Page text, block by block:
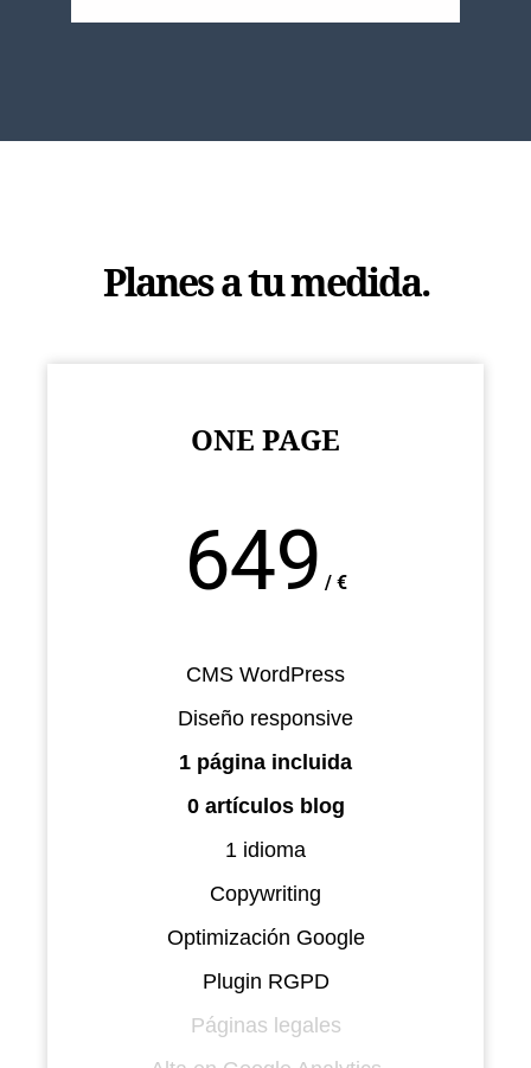
Planes a tu medida.
ONE PAGE
649
/ €
CMS WordPress
Diseño responsive
1 página incluida
0 artículos blog
1 idioma
Copywriting
Optimización Google
Plugin RGPD
Páginas legales